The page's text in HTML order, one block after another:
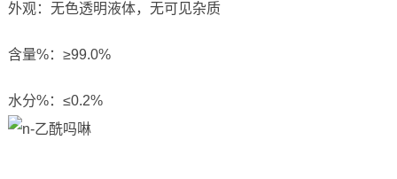
外观：无色透明液体，无可见杂质
含量%：≥99.0%
水分%：≤0.2%